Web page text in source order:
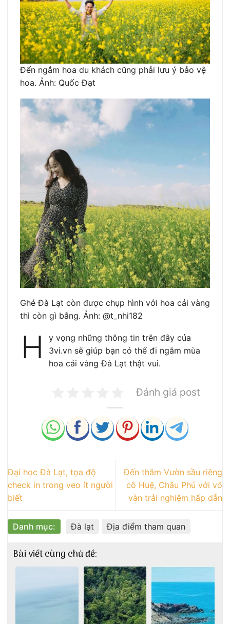
Đến ngắm hoa du khách cũng phải lưu ý bảo vệ
hoa. Ảnh: Quốc Đạt
Ghé Đà Lạt còn được chụp hình với hoa cải vàng
thì còn gì bằng. Ảnh: @t_nhi182
H
y vọng những thông tin trên đây của
3vi.vn sẽ giúp bạn có thể đi ngắm mùa
hoa cải vàng Đà Lạt thật vui.
Đánh giá post
Đại học Đà Lạt, tọa độ
check in trong veo ít người
biết
Đến thăm Vườn sầu riêng
cô Huệ, Châu Phú với vô
vàn trải nghiệm hấp dẫn
Danh mục: Đà lạt Địa điểm tham quan
Bài viết cùng chủ đề: